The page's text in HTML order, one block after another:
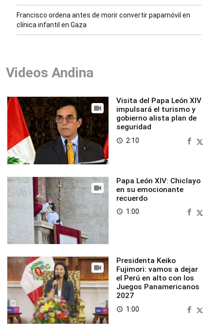
Francisco ordena antes de morir convertir papamóvil en
clínica infantil en Gaza
Videos Andina
Visita del Papa León XIV
impulsará el turismo y
gobierno alista plan de
seguridad
access_time 2:10
Papa León XIV: Chiclayo
en su emocionante
recuerdo
access_time 1:00
Presidenta Keiko
Fujimori: vamos a dejar
el Perú en alto con los
Juegos Panamericanos
2027
access_time 1:00